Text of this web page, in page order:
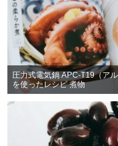
圧力式電気鍋 APC-T19（ア
を使ったレシピ 煮物